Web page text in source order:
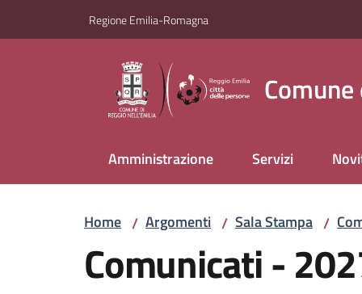
Regione Emilia-Romagna
Amministrazione Servizi
Home / Argomenti / Sala Stampa /
Comunicati -